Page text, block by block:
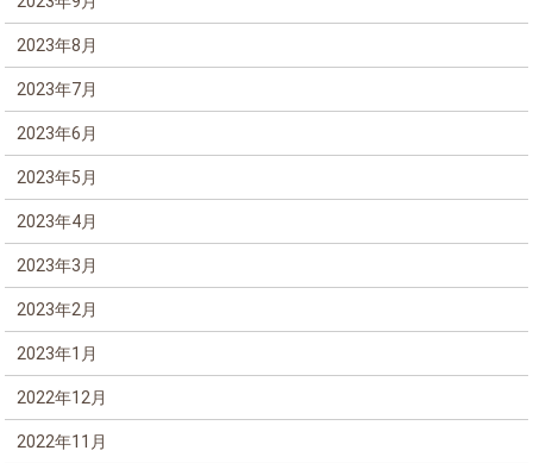
2023年8月
2023年7月
2023年6月
2023年5月
2023年4月
2023年3月
2023年2月
2023年1月
2022年12月
2022年11月